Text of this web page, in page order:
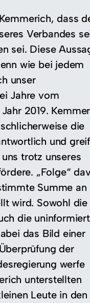
dass
Verbandes
sei. Diese
wie bei jedem
unser
Jahre vom
2019.
die
und
trotz unseres
„Folge“
Summe an
wird. Sowohl die
die
das Bild einer
der
werfe
unterstellten
Leute in den